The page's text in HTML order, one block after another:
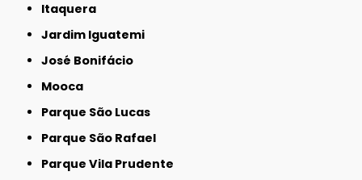
Itaquera
Jardim Iguatemi
José Bonifácio
Mooca
Parque São Lucas
Parque São Rafael
Parque Vila Prudente